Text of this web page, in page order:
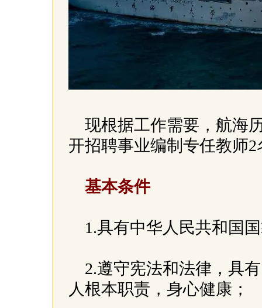
现根据工作需要，航海
开招聘事业编制专任教师
基本条件
1.具有中华人民共和国
2.遵守宪法和法律，具
人根本职责，身心健康；